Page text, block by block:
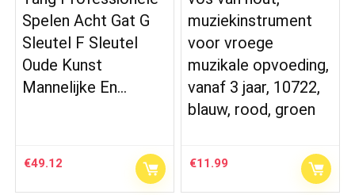
Spelen Acht Gat G
Sleutel F Sleutel
Oude Kunst
Mannelijke En…
€49.12
muziekinstrument
voor vroege
muzikale opvoeding,
vanaf 3 jaar, 10722,
blauw, rood, groen
€11.99